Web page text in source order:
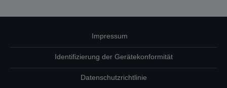
Impressum
Identifizierung der Gerätekonformität
Datenschutzrichtlinie